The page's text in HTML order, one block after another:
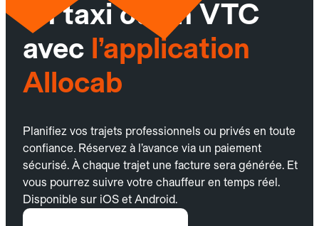
un taxi ou un VTC
avec l’application
Allocab
Planifiez vos trajets professionnels ou privés en toute
confiance. Réservez à l’avance via un paiement
sécurisé. À chaque trajet une facture sera générée. Et
vous pourrez suivre votre chauffeur en temps réel.
Disponible sur iOS et Android.